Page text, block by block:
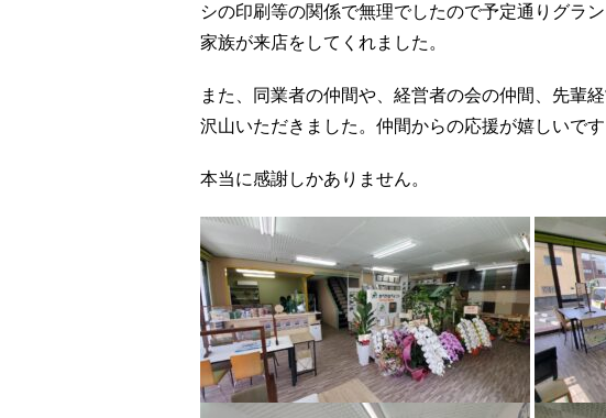
シの印刷等の関係で無理でしたので予定通りグラ
家族が来店をしてくれました。
また、同業者の仲間や、経営者の会の仲間、先輩
沢山いただきました。仲間からの応援が嬉しいです
本当に感謝しかありません。